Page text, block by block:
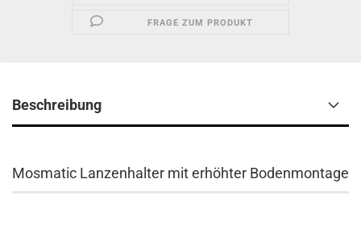
FRAGE ZUM PRODUKT
Beschreibung
Mosmatic Lanzenhalter mit erhöhter Bodenmontage